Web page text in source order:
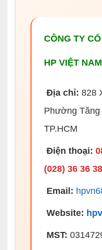
CÔNG TY
HP VIỆT NAM
Địa chỉ: 828
Phường
TP.HCM
Điện thoại:
(028) 36 36
Email:
Website:
MST: